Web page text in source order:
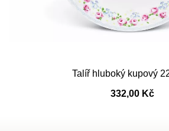
Talíř hluboký kupový
332,00 Kč